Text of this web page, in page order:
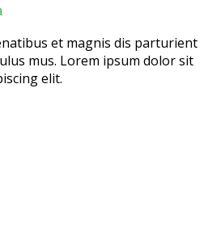
et magnis dis parturient
mus. Lorem ipsum dolor sit
elit.